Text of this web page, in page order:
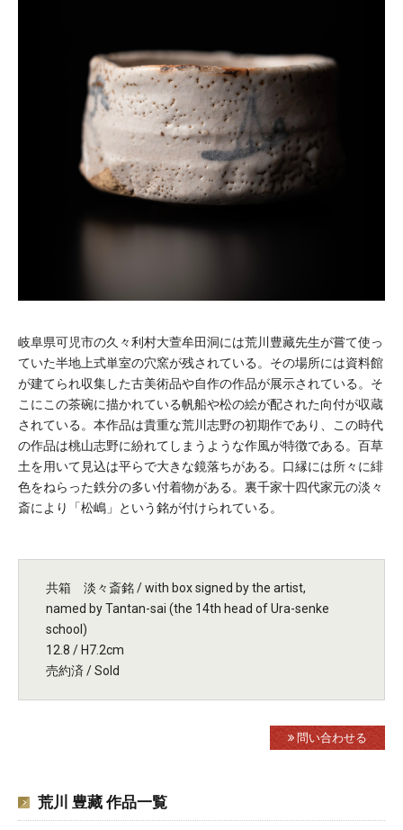
岐阜県可児市の久々利村大萱牟田洞には荒川豊藏先生が嘗て使っ
ていた半地上式単室の穴窯が残されている。その場所には資料館
が建てられ収集した古美術品や自作の作品が展示されている。そ
こにこの茶碗に描かれている帆船や松の絵が配された向付が収蔵
されている。本作品は貴重な荒川志野の初期作であり、この時代
の作品は桃山志野に紛れてしまうような作風が特徴である。百草
土を用いて見込は平らで大きな鏡落ちがある。口縁には所々に緋
色をねらった鉄分の多い付着物がある。裏千家十四代家元の淡々
斎により「松嶋」という銘が付けられている。
共箱 淡々斎銘 / with box signed by the artist,
named by Tantan-sai (the 14th head of Ura-senke
school)
12.8 / H7.2cm
売約済 / Sold
問い合わせる
荒川 豊藏 作品一覧